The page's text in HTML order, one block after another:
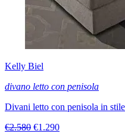
Kelly Biel
divano letto con penisola
Divani letto con penisola in
€2.580 €1.290